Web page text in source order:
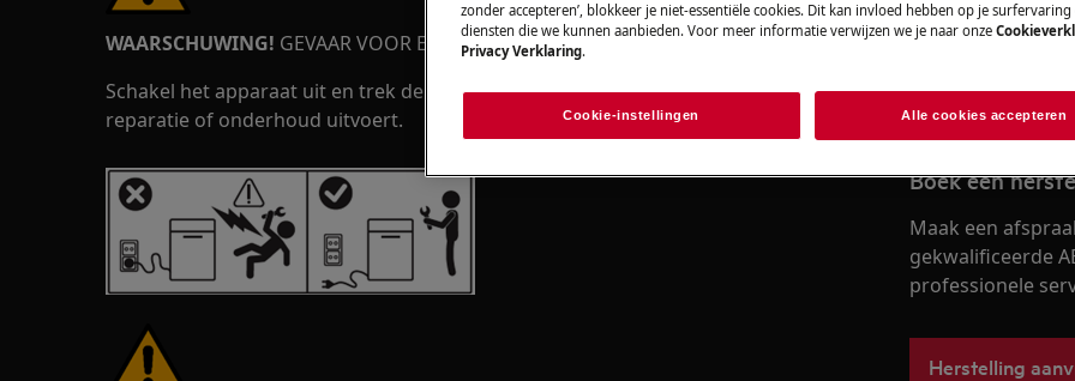
WAARSCHUWING! GEVAAR VOOR ELEKTRISCHE SCHOK
Schakel het apparaat uit en trek de stekker uit het stopcontact voordat u enige
reparatie of onderhoud uitvoert.
Boek een
Maak een
gekwalificeerde
professionele
Herstelling
zonder accepteren’, blokkeer je niet-essentiële cookies. Dit kan invloed hebben op je
diensten die we kunnen aanbieden. Voor meer informatie verwijzen we je naar onze
Privacy Verklaring.
Cookie-instellingen Alle cookies accepteren